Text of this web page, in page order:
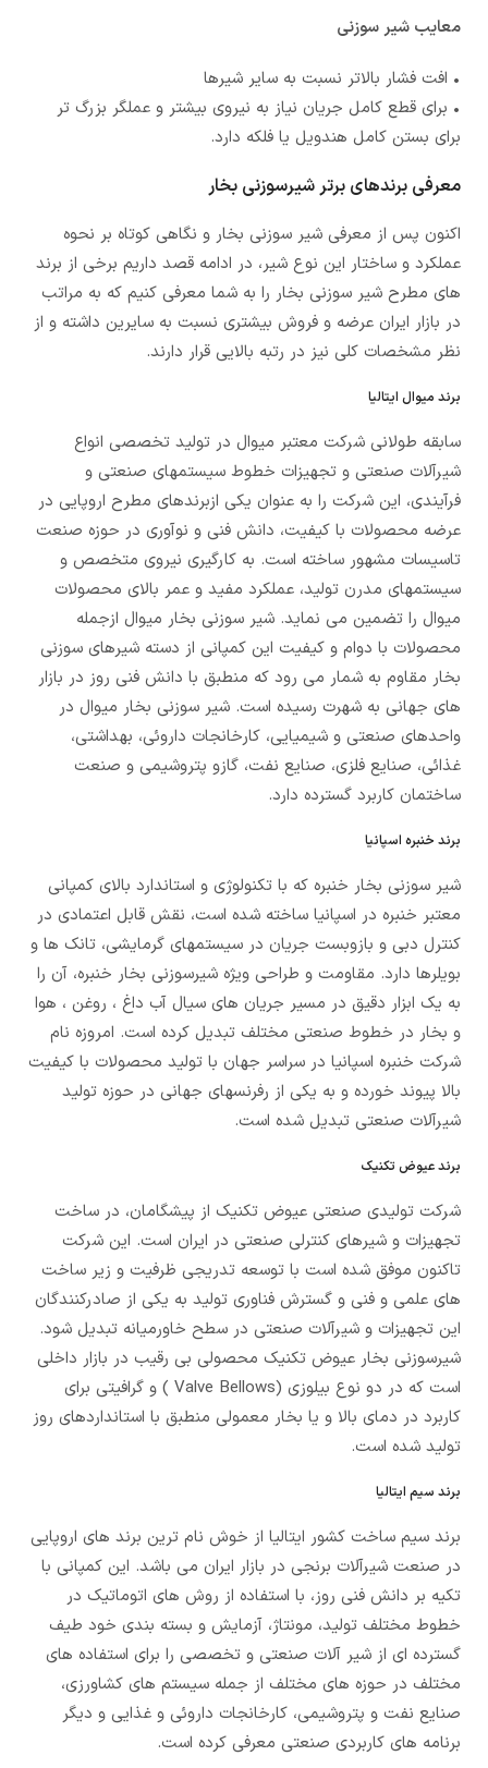
معایب شیر سوزنی
• افت فشار بالاتر نسبت به سایر شیرها
• برای قطع کامل جریان نیاز به نیروی بیشتر و عملگر بزرگ تر
برای بستن کامل هندویل یا فلکه دارد.
معرفی برندهای برتر شیرسوزنی بخار
اکنون پس از معرفی شیر سوزنی بخار و نگاهی کوتاه بر نحوه
عملکرد و ساختار این نوع شیر، در ادامه قصد داریم برخی از برند
های مطرح شیر سوزنی بخار را به شما معرفی کنیم که به مراتب
در بازار ایران عرضه و فروش بیشتری نسبت به سایرین داشته و از
نظر مشخصات کلی نیز در رتبه بالایی قرار دارند.
برند میوال ایتالیا
سابقه طولانی شرکت معتبر میوال در تولید تخصصی انواع
شیرآلات صنعتی و تجهیزات خطوط سیستمهای صنعتی و
فرآیندی، این شرکت را به عنوان یکی ازبرندهای مطرح اروپایی در
عرضه محصولات با کیفیت، دانش فنی و نوآوری در حوزه صنعت
تاسیسات مشهور ساخته است. به کارگیری نیروی متخصص و
سیستمهای مدرن تولید، عملکرد مفید و عمر بالای محصولات
میوال را تضمین می نماید. شیر سوزنی بخار میوال ازجمله
محصولات با دوام و کیفیت این کمپانی از دسته شیرهای سوزنی
بخار مقاوم به شمار می رود که منطبق با دانش فنی روز در بازار
های جهانی به شهرت رسیده است. شیر سوزنی بخار میوال در
واحدهای صنعتی و شیمیایی، کارخانجات داروئی، بهداشتی،
غذائی، صنایع فلزی، صنایع نفت، گازو پتروشیمی و صنعت
ساختمان کاربرد گسترده دارد.
برند خنبره اسپانیا
شیر سوزنی بخار خنبره که با تکنولوژی و استاندارد بالای کمپانی
معتبر خنبره در اسپانیا ساخته شده است، نقش قابل اعتمادی در
کنترل دبی و بازوبست جریان در سیستمهای گرمایشی، تانک ها و
بویلرها دارد. مقاومت و طراحی ویژه شیرسوزنی بخار خنبره، آن را
به یک ابزار دقیق در مسیر جریان های سیال آب داغ ، روغن ، هوا
و بخار در خطوط صنعتی مختلف تبدیل کرده است. امروزه نام
شرکت خنبره اسپانیا در سراسر جهان با تولید محصولات با کیفیت
بالا پیوند خورده و به یکی از رفرنسهای جهانی در حوزه تولید
شیرآلات صنعتی تبدیل شده است.
برند عیوض تکنیک
شرکت تولیدی صنعتی عیوض تکنیک از پيشگامان، در ساخت
تجهيزات و شیرهای کنترلی صنعتی در ايران است. این شرکت
تاکنون موفق شده است با توسعه تدريجي ظرفيت و زير ساخت
هاي علمي و فني و گسترش فناوری تولید به يکي از صادرکنندگان
اين تجهيزات و شیرآلات صنعتی در سطح خاورميانه تبديل شود.
شیرسوزنی بخار عیوض تکنیک محصولی بی رقیب در بازار داخلی
است که در دو نوع بیلوزی (Valve Bellows ) و گرافیتی برای
کاربرد در دمای بالا و یا بخار معمولی منطبق با استانداردهای روز
تولید شده است.
برند سیم ایتالیا
برند سیم ساخت کشور ایتالیا از خوش نام ترین برند های اروپایی
در صنعت شیرآلات برنجی در بازار ایران می باشد. این کمپانی با
تکیه بر دانش فنی روز، با استفاده از روش های اتوماتیک در
خطوط مختلف تولید، مونتاژ، آزمایش و بسته بندی خود طیف
گسترده ای از شیر آلات صنعتی و تخصصی را برای استفاده های
مختلف در حوزه های مختلف از جمله سیستم های کشاورزی،
صنایع نفت و پتروشیمی، کارخانجات داروئی و غذایی و دیگر
برنامه های کاربردی صنعتی معرفی کرده است.